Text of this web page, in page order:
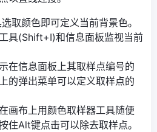
取颜色即可定义当前背景色。
具(Shift+I)和信息面板监视当前
在信息面板上其取样点编号的
的弹出菜单可以定义取样点的
画布上用颜色取样器工具随便
住Alt键点击可以除去取样点。